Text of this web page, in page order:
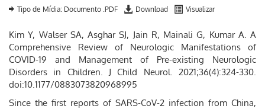
Tipo de Mídia: Documento .PDF Download Visualizar
Kim Y, Walser SA, Asghar SJ, Jain R, Mainali G, Kumar A. A
Comprehensive Review of Neurologic Manifestations of
COVID-19 and Management of Pre-existing Neurologic
Disorders in Children. J Child Neurol. 2021;36(4):324-330.
doi:10.1177/0883073820968995
Since the first reports of SARS-CoV-2 infection from China,